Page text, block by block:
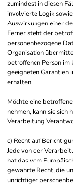
zumindest in diesen
involvierte Logik
Auswirkungen einer
Ferner steht der
personenbezogene
Organisation
betroffenen Person im
geeigneten Garantien
erhalten.
Möchte eine
nehmen, kann sie sich
Verarbeitung
c) Recht auf
Jede von der
hat das vom
gewährte Recht, die
unrichtiger